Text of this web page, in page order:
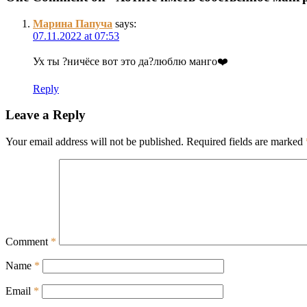
Марина Папуча says:
07.11.2022 at 07:53
Ух ты ?ничёсе вот это да?люблю манго❤️
Reply
Leave a Reply
Your email address will not be published. Required fields are marked
Comment *
Name *
Email *